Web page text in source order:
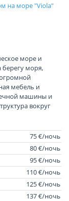
на море "Viola"
море и
моря,
мебель и
машины и
вокруг
75 €/ночь
80 €/ночь
95 €/ночь
110 €/ночь
125 €/ночь
137 €/ночь